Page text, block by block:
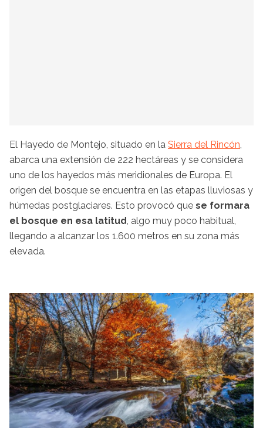
El Hayedo de Montejo, situado en la Sierra del Rincón,
abarca una extensión de 222 hectáreas y se considera
uno de los hayedos más meridionales de Europa. El
origen del bosque se encuentra en las etapas lluviosas y
húmedas postglaciares. Esto provocó que se formara
el bosque en esa latitud, algo muy poco habitual,
llegando a alcanzar los 1.600 metros en su zona más
elevada.